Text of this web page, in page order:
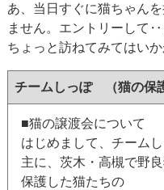
あ、当日すぐに猫ちゃん
ません。エントリーして
ちょっと訪ねてみてはいか
チームしっぽ （猫の保
■猫の譲渡会について
はじめまして、チームし
主に、茨木・高槻で野
保護した猫たちの